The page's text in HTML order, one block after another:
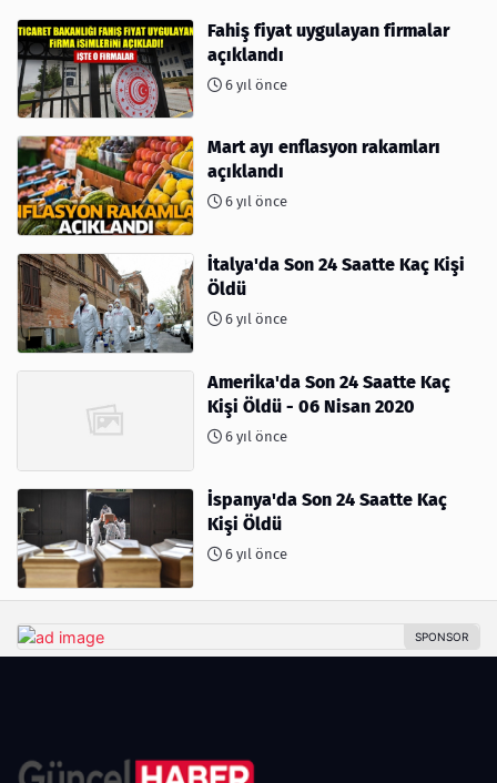
Fahiş fiyat uygulayan firmalar
açıklandı
6 yıl önce
Mart ayı enflasyon rakamları
açıklandı
6 yıl önce
İtalya'da Son 24 Saatte Kaç Kişi
Öldü
6 yıl önce
Amerika'da Son 24 Saatte Kaç
Kişi Öldü - 06 Nisan 2020
6 yıl önce
İspanya'da Son 24 Saatte Kaç
Kişi Öldü
6 yıl önce